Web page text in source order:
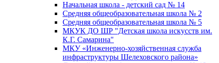
Начальная школа - детский сад № 14
Средняя общеобразовательная школа № 2
Средняя общеобразовательная школа № 5
МКУК ДО ШР "Детская школа искусств им.
К.Г. Самарина"
МКУ «Инженерно-хозяйственная служба
инфраструктуры Шелеховского района»